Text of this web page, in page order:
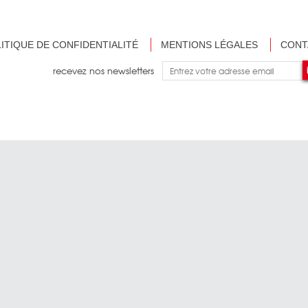
DE CONFIDENTIALITÉ MENTIONS LÉGALES
recevez nos newsletters